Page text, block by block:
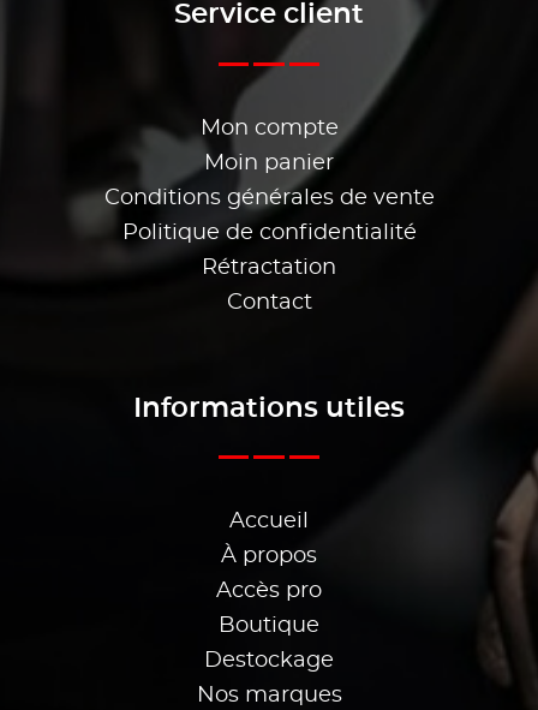
Service client
Mon compte
Moin panier
Conditions générales de vente
Politique de confidentialité
Rétractation
Contact
Informations utiles
Accueil
À propos
Accès pro
Boutique
Destockage
Nos marques